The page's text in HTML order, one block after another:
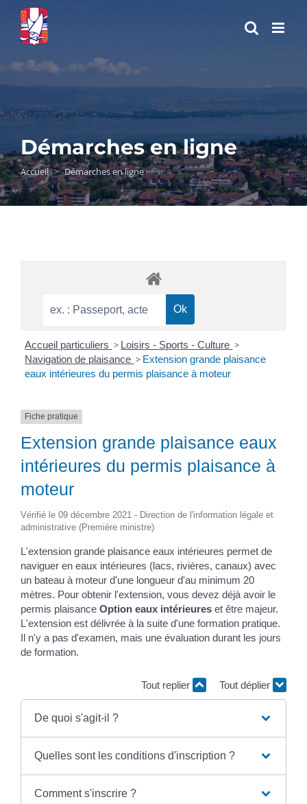
Passer
contenu
Démarches en ligne
Accueil > Démarches en ligne
Accueil particuliers > Loisirs - Sports - Culture >
Navigation de plaisance > Extension grande plaisance
eaux intérieures du permis plaisance à moteur
Fiche pratique
Extension grande plaisance eaux
intérieures du permis plaisance à
moteur
Vérifié le 09 décembre 2021 - Direction de l'information légale et
administrative (Première ministre)
L'extension grande plaisance eaux intérieures permet de
naviguer en eaux intérieures (lacs, rivières, canaux) avec
un bateau à moteur d'une longueur d'au minimum 20
mètres. Pour obtenir l'extension, vous devez déjà avoir le
permis plaisance Option eaux intérieureset être majeur.
L'extension est délivrée à la suite d'une formation pratique.
Il n'y a pas d'examen, mais une évaluation durant les jours
de formation.
Tout replier Tout déplier
De quoi s'agit-il ?
Quelles sont les conditions d'inscription ?
Comment s'inscrire ?